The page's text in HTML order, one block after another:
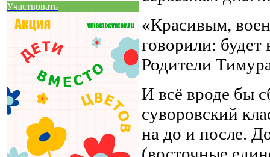
Участвовать
«Красивым,
говорили:
Родители
И всё вроде бы
суворовский
на до и после.